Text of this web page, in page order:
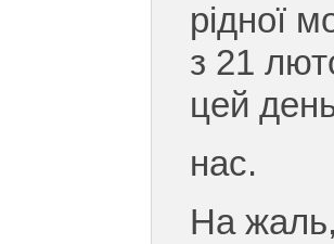
рідної
з 21
цей
нас.
На